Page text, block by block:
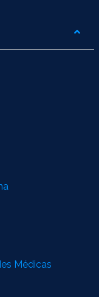
Médicas